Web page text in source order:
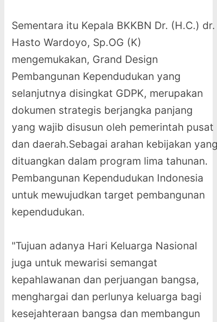
Sementara itu Kepala BKKBN Dr. (H.C.) dr.
Hasto Wardoyo, Sp.OG (K)
mengemukakan, Grand Design
Pembangunan Kependudukan yang
selanjutnya disingkat GDPK, merupakan
dokumen strategis berjangka panjang
yang wajib disusun oleh pemerintah pusat
dan daerah.Sebagai arahan kebijakan
dituangkan dalam program lima tahunan.
Pembangunan Kependudukan Indonesia
untuk mewujudkan target pembangunan
kependudukan.
"Tujuan adanya Hari Keluarga Nasional
juga untuk mewarisi semangat
kepahlawanan dan perjuangan bangsa,
menghargai dan perlunya keluarga bagi
kesejahteraan bangsa dan membangun